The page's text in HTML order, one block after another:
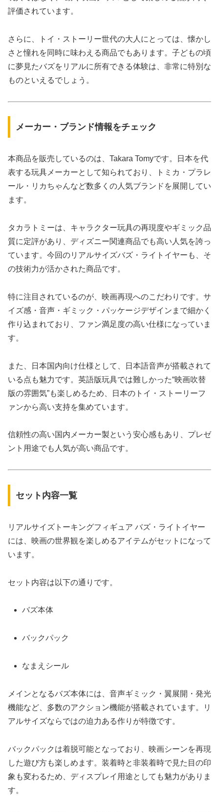
評価されています。
さらに、トイ・ストーリー世代の大人にとっては、懐かし
さと憧れを同時に味わえる商品でもあります。子どもの頃
に夢見たバズをリアルに所有できる体験は、非常に特別な
ものといえるでしょう。
メーカー・ブランド情報をチェック
本商品を販売しているのは、Takara Tomyです。日本を代
表する玩具メーカーとして知られており、トミカ・プラレ
ール・リカちゃんなど数多くの人気ブランドを展開してい
ます。
タカラトミーは、キャラクター玩具の再現度やギミック品
質に定評があり、ディズニー関連商品でも高い人気を誇っ
ています。今回のリアルサイズバズ・ライトイヤーも、そ
の技術力が活かされた商品です。
特に注目されているのが、映画再現へのこだわりです。サ
イズ感・音声・ギミック・パッケージデザインまで細かく
作り込まれており、ファン満足度の高い仕様になっていま
す。
また、日本国内向け仕様として、日本語音声が搭載されて
いる点も魅力です。英語版玩具では難しかった“映画吹替
版の雰囲気”も楽しめるため、日本のトイ・ストーリーフ
ァンから高い支持を集めています。
信頼性の高い国内メーカー製という安心感もあり、プレゼ
ント用途でも人気が高い商品です。
セット内容一覧
リアルサイズトーキングフィギュア バズ・ライトイヤー
には、映画の世界観を楽しめるアイテムがセットになって
います。
セット内容は以下の通りです。
バズ本体
バックパック
なまえシール
メインとなるバズ本体には、音声ギミック・翼展開・発光
機能など、多数のアクション機能が搭載されています。リ
アルサイズならではの迫力ある作りが特徴です。
バックパックは着脱可能となっており、映画シーンを再現
した遊び方も楽しめます。装着時と非装着時で見た目の印
象も変わるため、ディスプレイ用途としても魅力がありま
す。